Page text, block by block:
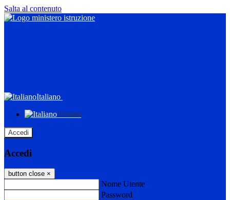
Salta al contenuto
Italiano
Italiano
Accedi
Accedi
button close ×
Nome Utente
Password